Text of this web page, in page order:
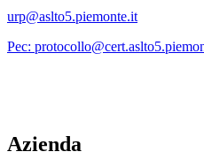
urp@aslto5.piemonte.it
Pec:
Azienda